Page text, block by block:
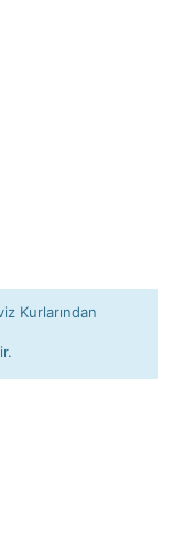
Kurlarından